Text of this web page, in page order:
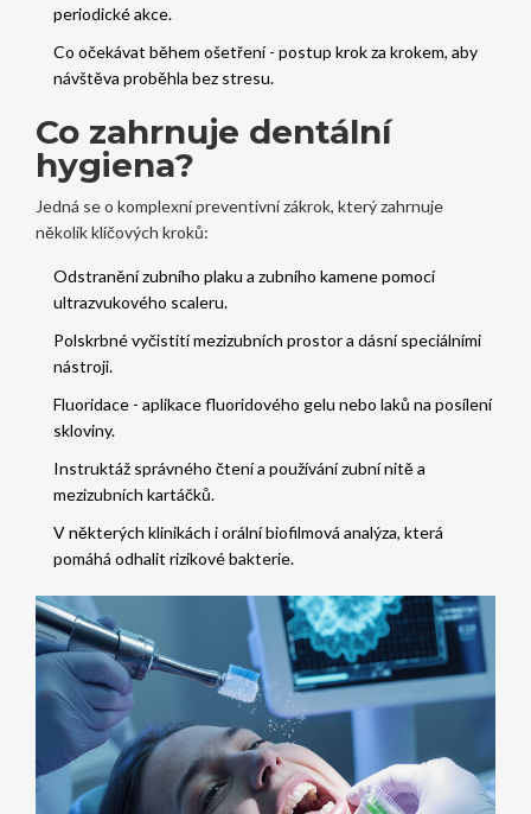
periodické akce.
Co očekávat během ošetření - postup krok za krokem, aby
návštěva proběhla bez stresu.
Co zahrnuje dentální
hygiena?
Jedná se o komplexní preventivní zákrok, který zahrnuje
několik klíčových kroků:
Odstranění zubního plaku a zubního kamene pomocí
ultrazvukového scaleru.
Polskrbné vyčistití mezizubních prostor a dásní speciálními
nástroji.
Fluoridace - aplikace fluoridového gelu nebo laků na posílení
skloviny.
Instruktáž správného čtení a používání zubní nitě a
mezizubních kartáčků.
V některých klinikách iorální biofilmová analýza, která
pomáhá odhalit rizikové bakterie.